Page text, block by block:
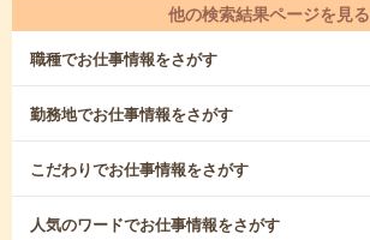
他の検索結果ページを見る
職種でお仕事情報をさがす
勤務地でお仕事情報をさがす
こだわりでお仕事情報をさがす
人気のワードでお仕事情報をさがす